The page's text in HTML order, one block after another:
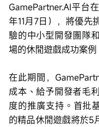
GamePartner.AI平台
年11月7日），將優先
驗的中小型開發團隊
場的休閒遊戲成功案例
在此期間，
成本、給予開發者毛
度的推廣支持。首批
的精品休閒遊戲將於5